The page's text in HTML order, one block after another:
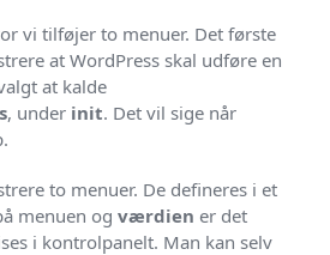
vi tilføjer to menuer. Det første
at WordPress skal udføre en
at kalde
, under init. Det vil sige når
to menuer. De defineres i et
menuen ogværdien er det
i kontrolpanelt. Man kan selv